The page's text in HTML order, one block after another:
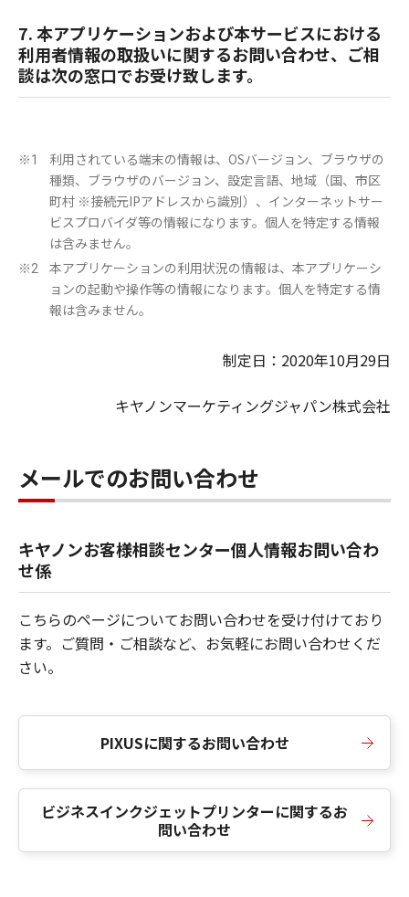
7. 本アプリケーションおよび本サービスにおける
利用者情報の取扱いに関するお問い合わせ、ご相
談は次の窓口でお受け致します。
※1
利用されている端末の情報は、OSバージョン、ブラウザの
種類、ブラウザのバージョン、設定言語、地域（国、市区
町村 ※接続元IPアドレスから識別）、インターネットサー
ビスプロバイダ等の情報になります。個人を特定する情報
は含みません。
※2
本アプリケーションの利用状況の情報は、本アプリケーシ
ョンの起動や操作等の情報になります。個人を特定する情
報は含みません。
制定日：2020年10月29日
キヤノンマーケティングジャパン株式会社
メールでのお問い合わせ
キヤノンお客様相談センター個人情報お問い合わ
せ係
こちらのページについてお問い合わせを受け付けており
ます。ご質問・ご相談など、お気軽にお問い合わせくだ
さい。
PIXUSに関するお問い合わせ
ビジネスインクジェットプリンターに関するお
問い合わせ